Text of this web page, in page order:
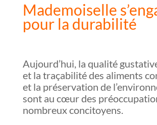
Mademoiselle
pour la durabilité
Aujourd’hui, la qualité
et la traçabilité des aliments
et la préservation de
sont au cœur des
nombreux concitoyens.